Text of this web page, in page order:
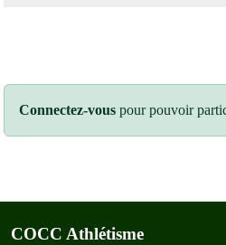
Connectez-vous pour pouvoir
COCC Athlétisme